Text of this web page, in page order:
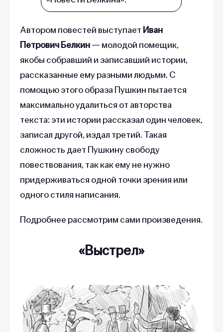
Автором повестей выступает Иван
Петрович Белкин— молодой помещик,
якобы собравший и записавший истории,
рассказанные ему разными людьми. С
помощью этого образа Пушкин пытается
максимально удалиться от авторства
текста: эти истории рассказал один человек,
записал другой, издал третий. Такая
сложность дает Пушкину свободу
повествования, так как ему не нужно
придерживаться одной точки зрения или
одного стиля написания.
Подробнее рассмотрим сами произведения.
«Выстрел»